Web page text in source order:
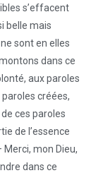
s’effacent
belle mais
sont en elles
dans ce
aux paroles
créées,
ces paroles
de l’essence
mon Dieu,
dans ce